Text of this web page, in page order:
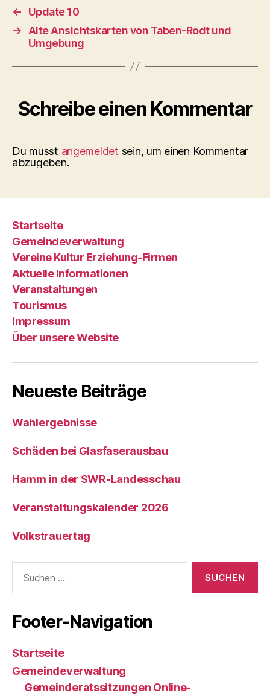
←
Update 10
→
Alte Ansichtskarten von Taben-Rodt und
Umgebung
Schreibe einen Kommentar
Du musst angemeldet sein, um einen Kommentar
abzugeben.
Startseite
Gemeindeverwaltung
Vereine Kultur Erziehung-Firmen
Aktuelle Informationen
Veranstaltungen
Tourismus
Impressum
Über unsere Website
Neueste Beiträge
Wahlergebnisse
Schäden bei Glasfaserausbau
Hamm in der SWR-Landesschau
Veranstaltungskalender 2026
Volkstrauertag
nach:
Footer-Navigation
Startseite
Gemeindeverwaltung
Gemeinderatssitzungen Online-